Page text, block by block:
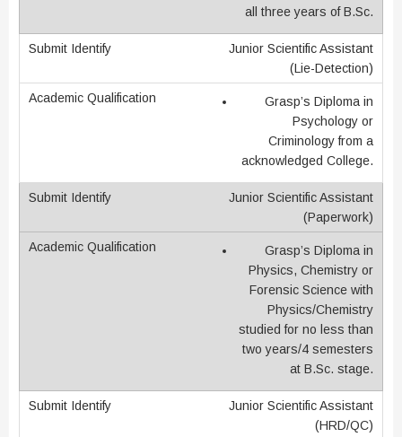
all three years of B.Sc.
Junior Scientific Assistant
(Lie-Detection)
Grasp’s Diploma in
Psychology or
Criminology from a
acknowledged College.
Junior Scientific Assistant
(Paperwork)
Grasp’s Diploma in
Physics, Chemistry or
Forensic Science with
Physics/Chemistry
studied for no less than
two years/4 semesters
at B.Sc. stage.
Junior Scientific Assistant
(HRD/QC)